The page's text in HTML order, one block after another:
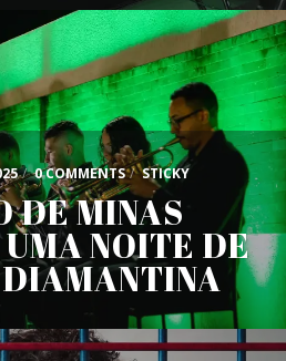
/ 0 COMMENTS / STICKY
DE MINAS
NOITE DE